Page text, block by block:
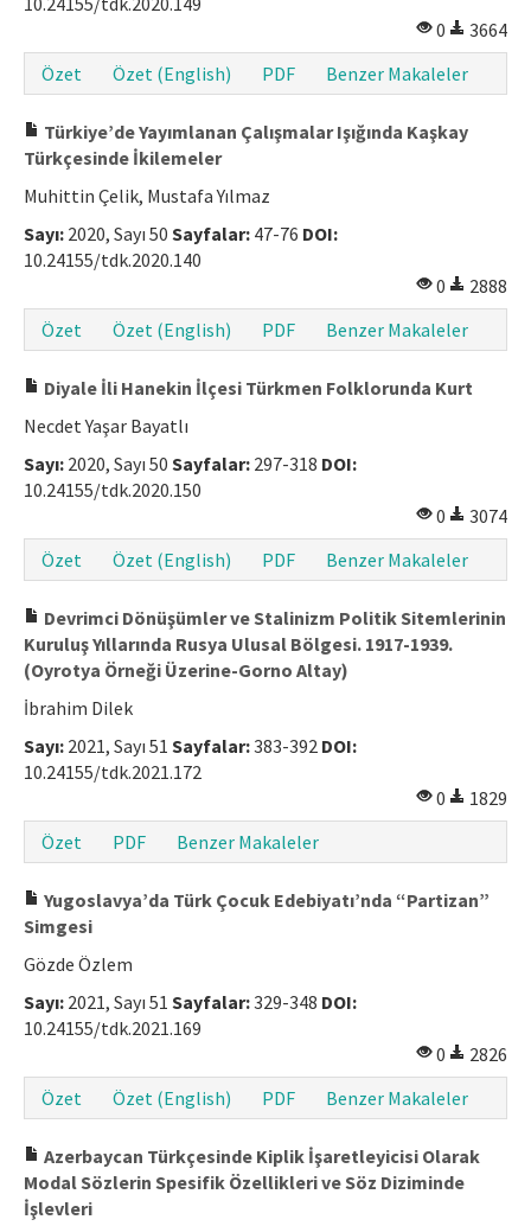
0
3664
Özet
Özet (English) PDF Benzer Makaleler
Türkiye’de Yayımlanan Çalışmalar Işığında Kaşkay
Türkçesinde İkilemeler
Muhittin Çelik, Mustafa Yılmaz
Sayı: 2020, Sayı 50 Sayfalar: 47-76 DOI:
10.24155/tdk.2020.140
0
2888
Özet
Özet (English) PDF Benzer Makaleler
Diyale İli Hanekin İlçesi Türkmen Folklorunda Kurt
Necdet Yaşar Bayatlı
Sayı: 2020, Sayı 50 Sayfalar: 297-318 DOI:
10.24155/tdk.2020.150
0
3074
Özet
Özet (English) PDF Benzer Makaleler
Devrimci Dönüşümler ve Stalinizm Politik Sitemlerinin
Kuruluş Yıllarında Rusya Ulusal Bölgesi. 1917-1939.
(Oyrotya Örneği Üzerine-Gorno Altay)
İbrahim Dilek
Sayı: 2021, Sayı 51 Sayfalar:383-392 DOI:
10.24155/tdk.2021.172
0
1829
Özet
PDF Benzer Makaleler
Yugoslavya’da Türk Çocuk Edebiyatı’nda “Partizan”
Simgesi
Gözde Özlem
Sayı: 2021, Sayı 51 Sayfalar:329-348 DOI:
10.24155/tdk.2021.169
0
2826
Özet
Özet (English) PDF Benzer Makaleler
Azerbaycan Türkçesinde Kiplik İşaretleyicisi Olarak
Modal Sözlerin Spesifik Özellikleri ve Söz Diziminde
İşlevleri